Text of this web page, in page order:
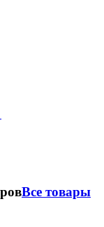
Все товары